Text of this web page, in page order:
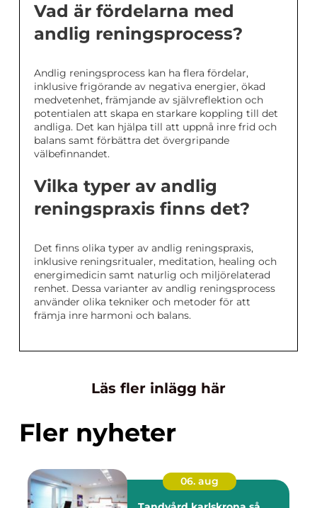
Vad är fördelarna med
andlig reningsprocess?
Andlig reningsprocess kan ha flera fördelar,
inklusive frigörande av negativa energier, ökad
medvetenhet, främjande av självreflektion och
potentialen att skapa en starkare koppling till det
andliga. Det kan hjälpa till att uppnå inre frid och
balans samt förbättra det övergripande
välbefinnandet.
Vilka typer av andlig
reningspraxis finns det?
Det finns olika typer av andlig reningspraxis,
inklusive reningsritualer, meditation, healing och
energimedicin samt naturlig och miljörelaterad
renhet. Dessa varianter av andlig reningsprocess
använder olika tekniker och metoder för att
främja inre harmoni och balans.
Läs fler inlägg här
Fler nyheter
06. aug